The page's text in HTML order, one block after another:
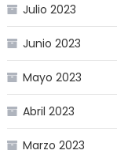
Julio 2023
Junio 2023
Mayo 2023
Abril 2023
Marzo 2023